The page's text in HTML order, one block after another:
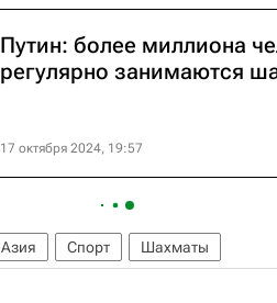
Путин: более миллиона
регулярно занимаются
17 октября 2024, 19:57
Азия Спорт Шахматы